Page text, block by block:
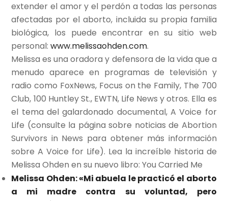
extender el amor y el perdón a todas las personas
afectadas por el aborto, incluida su propia familia
biológica, los puede encontrar en su sitio web
personal:www.melissaohden.com.
Melissa es una oradora y defensora de la vida que a
menudo aparece en programas de televisión y
radio como FoxNews, Focus on the Family, The 700
Club, 100 Huntley St., EWTN, Life News y otros. Ella es
el tema del galardonado documental, A Voice for
Life (consulte la página sobre noticias de Abortion
Survivors in News para obtener más información
sobre A Voice for Life). Lea la increíble historia de
Melissa Ohden en su nuevo libro: You Carried Me
Melissa Ohden: «Mi abuela le practicó el aborto
a mi madre contra su voluntad, pero